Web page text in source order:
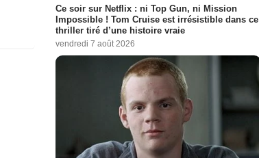
Ce soir sur Netflix : ni Top Gun, ni Mission
Impossible ! Tom Cruise est irrésistible dans ce
thriller tiré d’une histoire vraie
vendredi 7 août 2026